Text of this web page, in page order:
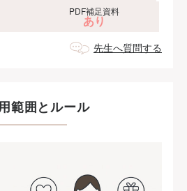
PDF補足資料
あり
先生へ質問する
範囲とルール